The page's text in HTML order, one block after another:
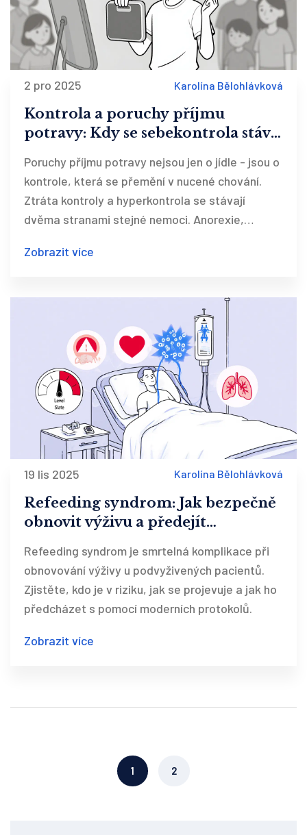
2 pro 2025 Karolína Bělohlávková
Kontrola a poruchy příjmu
potravy: Kdy se sebekontrola stává
Poruchy příjmu potravy nejsou jen o jídle - jsou o
kontrole, která se přemění v nucené chování.
Ztráta kontroly a hyperkontrola se stávají
dvěma stranami stejné nemoci. Anorexie,
společné: lidé hledají bezpečí v jídle, a přitom ho
Zobrazit více
19 lis 2025 Karolína Bělohlávková
Refeeding syndrom: Jak bezpečně
obnovit výživu a předejít
Refeeding syndrom je smrtelná komplikace při
obnovování výživy u podvyživených pacientů.
Zjistěte, kdo je v riziku, jak se projevuje a jak ho
předcházet s pomocí moderních protokolů.
Zobrazit více
1 2